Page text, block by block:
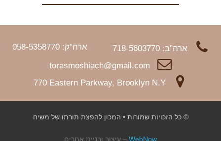
ארה"ב: 718-5603770
ארה"ק: 058-5358770
torasmoshiach@gmail.com
770 Eastern Parkway, Brooklyn N.Y
© כל הזכויות שמורות • המכון להפצת תורתו של משיח
WebNow – עיצוב ובניית אתרים